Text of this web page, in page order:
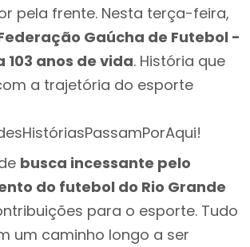
pela frente. Nesta terça-feira,
Gaúcha de Futebol -
103 anos de vida. História que
a trajetória do esporte
busca incessante pelo
do futebol do Rio Grande
para o esporte. Tudo
um caminho longo a ser